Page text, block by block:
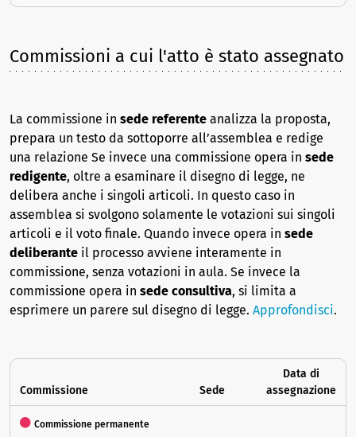
Commissioni a cui l'atto è stato assegnato
La commissione in sede referente analizza la proposta,
prepara un testo da sottoporre all’assemblea e redige
una relazione Se invece una commissione opera in sede
redigente, oltre a esaminare il disegno di legge, ne
delibera anche i singoli articoli. In questo caso in
assemblea si svolgono solamente le votazioni sui singoli
articoli e il voto finale. Quando invece opera in sede
deliberante il processo avviene interamente in
commissione, senza votazioni in aula. Se invece la
commissione opera in sede consultiva, si limita a
esprimere un parere sul disegno di legge. Approfondisci.
Commissione Sede
Data di
assegnazione
Commissione permanente